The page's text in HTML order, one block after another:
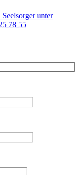
unter
78 55